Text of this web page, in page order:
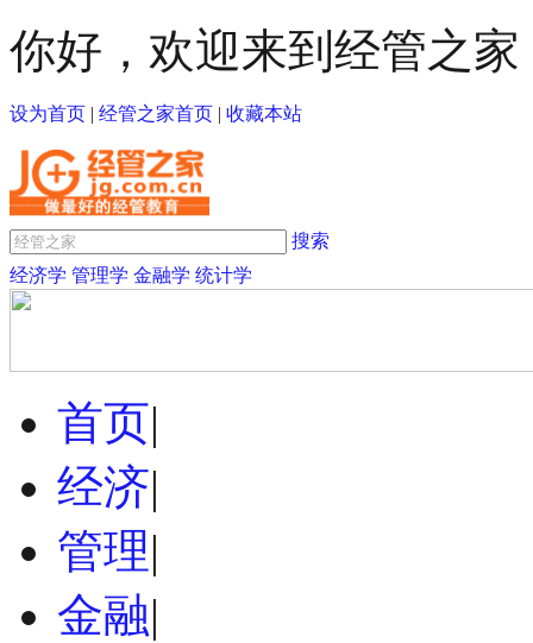
你好，欢迎来到经管之家
设为首页 | 经管之家首页 | 收藏本站
搜索
经济学 管理学 金融学 统计学
首页|
经济|
管理|
金融|